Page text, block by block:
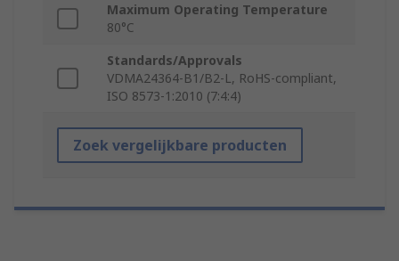
Maximum Operating Temperature
80°C
Standards/Approvals
VDMA24364-B1/B2-L, RoHS-compliant,
ISO 8573-1:2010 (7:4:4)
Zoek vergelijkbare producten